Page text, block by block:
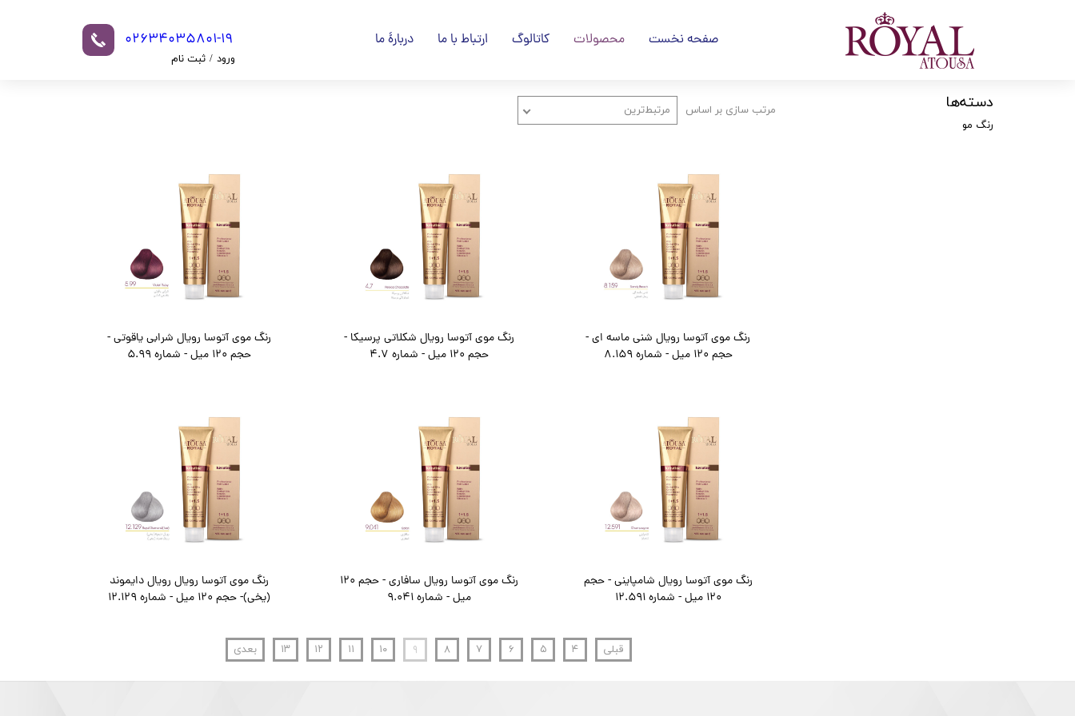
02634035801-19​​​​​​​​​​​​​​ صفحه نخست محصولات کاتالوگ ارتباط با ما دربارۀ ما
ورود / ثبت نام
خروج از حساب
کاربری
دسته‌ها
رنگ مو
مرتب سازی بر اساس مرتبط‌ترین
رنگ موی آتوسا رویال شنی ماسه ای -
حجم 120 میل - شماره 8.159
رنگ موی آتوسا رویال شکلاتی پرسیکا -
حجم 120 میل - شماره 4.7
رنگ موی آتوسا رویال شرابی یاقوتی -
حجم 120 میل - شماره 5.99
رنگ موی آتوسا رویال شامپاینی - حجم
120 میل - شماره 12.591
رنگ موی آتوسا رویال سافاری - حجم 120
میل - شماره 9.041
رنگ موی آتوسا رویال رویال دایموند
(یخی)- حجم 120 میل - شماره 12.129
قبلی ۴ ۵ ۶ ۷ ۸ ۹ ۱۰ ۱۱ ۱۲ ۱۳ بعدی